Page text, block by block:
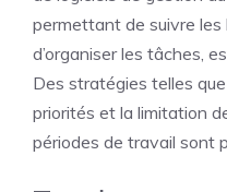
permettant de suivre
d’organiser les tâches,
Des stratégies telles
priorités et la limitation
périodes de travail sont